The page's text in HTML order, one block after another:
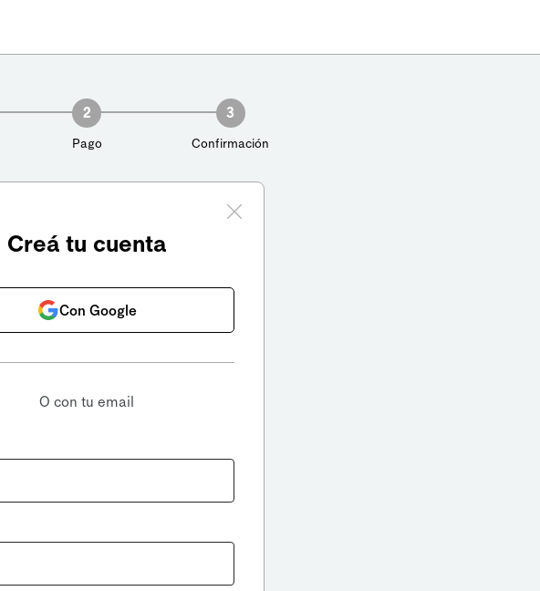
2
Pago
3
Confirmación
Creá tu cuenta
Con Google
O con tu email